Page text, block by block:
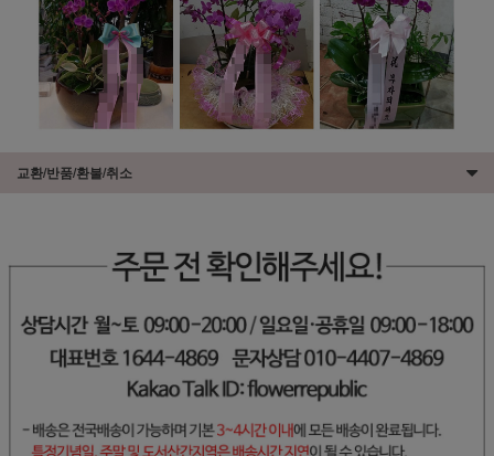
교환/반품/환불/취소